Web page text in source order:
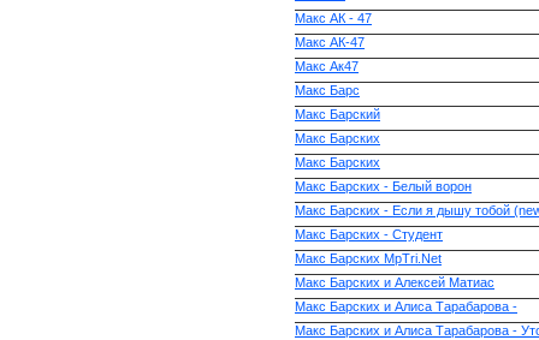
Макс АК - 47
Макс АК-47
Макс Ак47
Макс Барс
Макс Барский
Макс Барских
Макс Барских
Макс Барских - Белый ворон
Макс Барских - Если я дышу тобой
Макс Барских - Студент
Макс Барских MpTri.Net
Макс Барских и Алексей Матиас
Макс Барских и Алиса Тарабарова -
Макс Барских и Алиса Тарабарова -